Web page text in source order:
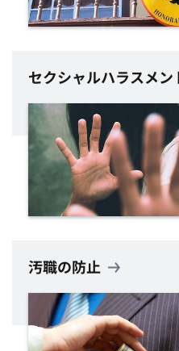
セクシャルハラスメ
汚職の防止